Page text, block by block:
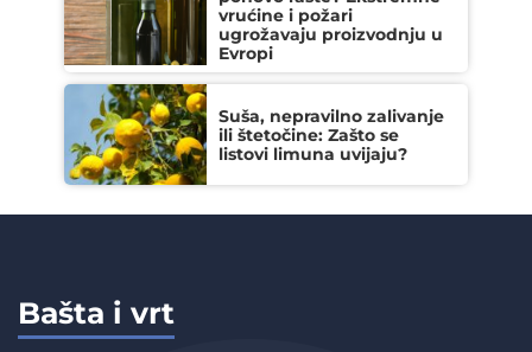
vrućine i požari
ugrožavaju proizvodnju u
Evropi
Suša, nepravilno zalivanje
ili štetočine: Zašto se
listovi limuna uvijaju?
Bašta i vrt